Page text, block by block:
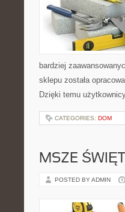
bardziej
sklepu została
Dzięki temu
CATEGORIES: DOM
MSZE
POSTED BY ADMIN